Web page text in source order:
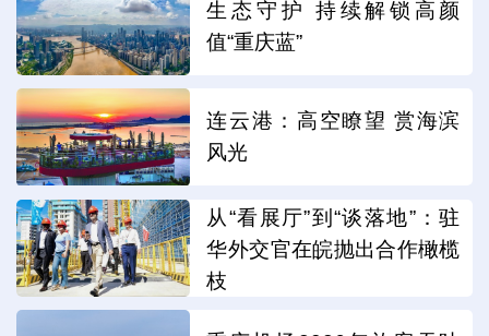
华外交官在皖抛出合作橄榄
枝
重庆机场2026年旅客吞吐
量突破3000万人次
“入遗”廿九载 苏州古典园林
融入当代